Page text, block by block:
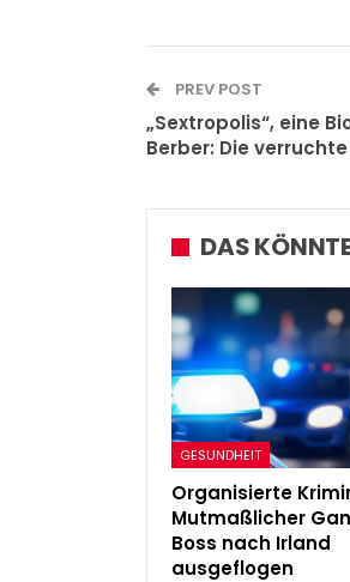
PREV POST
„Sextropolis“, eine
Berber: Die
DAS
GESUNDHEIT
Organisierte
Mutmaßlicher
Boss nach Irland
ausgeflogen